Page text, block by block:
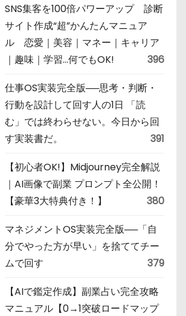
SNS集客を100倍パワーアップ 診断
サイト作成“超”かんたんマニュア
ル 恋愛｜美容｜マネー｜キャリア
｜趣味｜学習…何でもOK!
396
仕事OS実装完全版──思考・判断・
行動を設計して回す人の1日 「読
む」では終わらせない。今日から回
す実装書だ。
391
【初心者OK!】Midjourney完全解説
｜AI画像で副業 プロンプト全公開！
【豪華3大特典付き！】
380
マネジメントOS実装完全版──「自
分でやった方が早い」を捨ててチー
ムで回す
379
【AIで鑑定作成】副業占い完全攻略
マニュアル【0→1突破ロードマップ